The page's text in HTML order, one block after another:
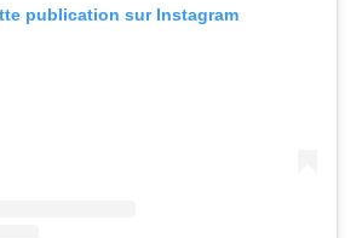
publication sur Instagram